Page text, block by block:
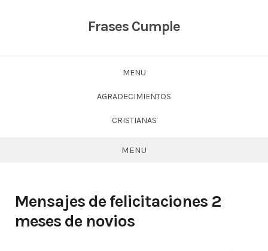
Frases Cumple
MENU
AGRADECIMIENTOS
CRISTIANAS
MENU
Mensajes de felicitaciones 2
meses de novios